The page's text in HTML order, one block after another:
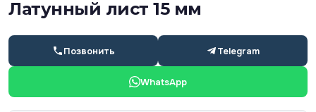
Латунный лист 15 мм
Позвонить Telegram
WhatsApp